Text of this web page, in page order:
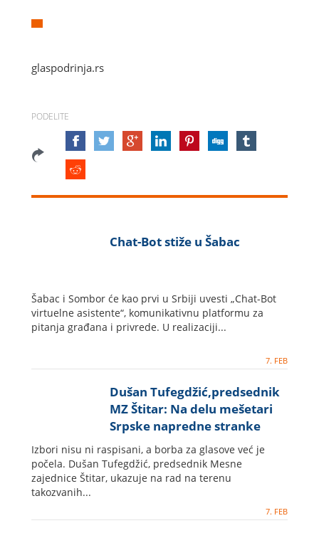
glaspodrinja.rs
PODELITE
Chat-Bot stiže u Šabac
Šabac i Sombor će kao prvi u Srbiji uvesti „Chat-Bot
virtuelne asistente“, komunikativnu platformu za
pitanja građana i privrede. U realizaciji...
7. FEB
Dušan Tufegdžić,predsednik
MZ Štitar: Na delu mešetari
Srpske napredne stranke
Izbori nisu ni raspisani, a borba za glasove već je
počela. Dušan Tufegdžić, predsednik Mesne
zajednice Štitar, ukazuje na rad na terenu
takozvanih...
7. FEB